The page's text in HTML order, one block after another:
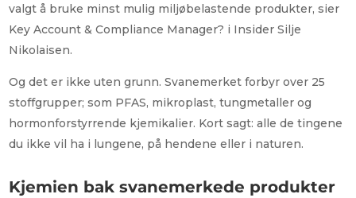
valgt å bruke minst mulig miljøbelastende produkter, sier
Key Account & Compliance Manager? i Insider Silje
Nikolaisen.
Og det er ikke uten grunn. Svanemerket forbyr over 25
stoffgrupper; som PFAS, mikroplast, tungmetaller og
hormonforstyrrende kjemikalier. Kort sagt: alle de tingene
du ikke vil ha i lungene, på hendene eller i naturen.
Kjemien bak svanemerkede produkter